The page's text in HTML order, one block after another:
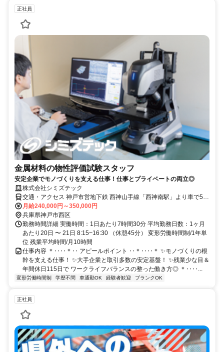
正社員
金属材料の物性評価試験スタッフ
安定企業でモノづくりを支える仕事！仕事とプライベートの両立◎
株式会社シミズテック
交通・アクセス 神戸市営地下鉄 西神山手線「西神南駅」より車で5分
【車通勤OK！】
月給240,000円～350,000円
兵庫県神戸市西区
勤務時間詳細 実働時間：1日あたり7時間30分 平均勤務日数：1ヶ月
あたり20日 〜 21日 8:15~16:30 （休憩45分） 変形労働時間制/1年単
位 残業平均時間/月10時間
仕事内容 ＊‥‥＊‥ アピールポイント ‥＊‥‥＊ ✨モノづくりの根
幹を支える仕事！ ✨大手企業と取引多数の安定基盤！ ✨残業少な目＆
年間休日115日で ワークライフバランスの整った働き方◎ ＊‥‥...
変形労働時間制 学歴不問 車通勤OK 経験者歓迎 ブランクOK
正社員